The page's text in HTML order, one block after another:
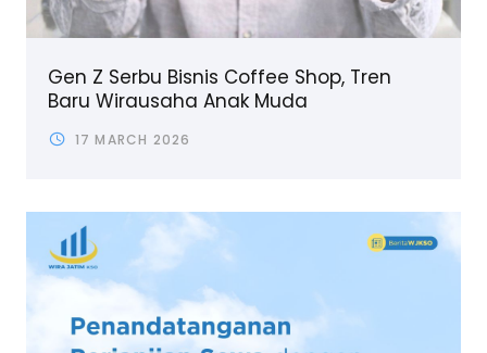
Gen Z Serbu Bisnis Coffee Shop, Tren
Baru Wirausaha Anak Muda
17 MARCH 2026